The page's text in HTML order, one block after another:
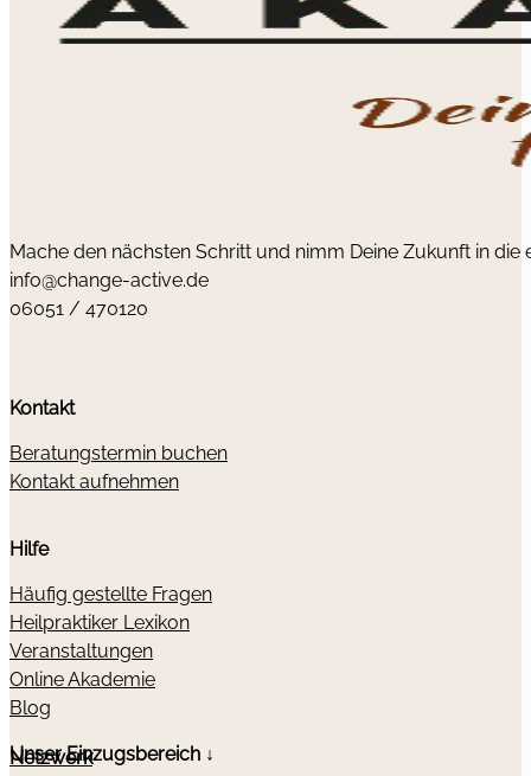
Mache den nächsten Schritt und nimm Deine Zukunft in die
info@change-active.de
06051 / 470120
Kontakt
Beratungstermin buchen
Kontakt aufnehmen
Hilfe
Häufig gestellte Fragen
Heilpraktiker Lexikon
Veranstaltungen
Online Akademie
Blog
Netzwerk
Unser Einzugsbereich ↓